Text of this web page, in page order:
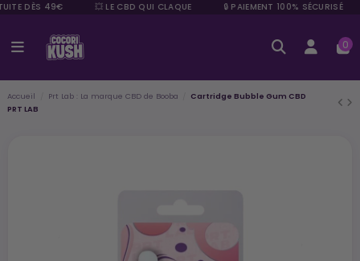
DÈS 49€ 💥 LE CBD QUI CLAQUE 🔒 PAIEMENT 100% SÉCURISÉ
0
Accueil Prt Lab : La marque CBD de Booba
Cartridge Bubble Gum CBD
PRT LAB